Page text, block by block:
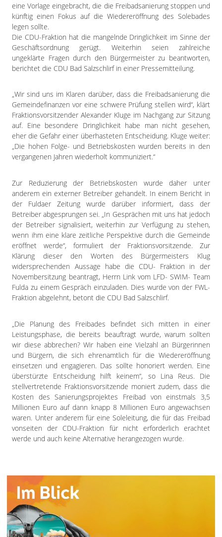
eine Vorlage eingebracht, die die Freibadsanierung stoppen und
künftig einen Fokus auf die Wiedereröffnung des Solebades
legen sollte.
Die CDU-Fraktion hat die mangelnde Dringlichkeit im Sinne der
Geschäftsordnung gerügt. Weiterhin seien zahlreiche
ungeklärte Fragen durch den Bürgermeister zu beantworten,
berichtet die CDU Bad Salzschlirf in einer Pressemitteilung.
„Wir sind uns im Klaren darüber, dass die Freibadsanierung die
Gemeindefinanzen vor eine schwere Prüfung stellen wird“, klärt
Fraktionsvorsitzender Alexander Kluge im Nachgang zur Sitzung
auf. Eine besondere Dringlichkeit habe man nicht gesehen,
eher die Gefahr einer überhasteten Entscheidung. Kluge weiter:
„Die hohen Folge- und Betriebskosten wurden bereits in den
vergangenen Jahren wiederholt kommuniziert.“
Zur Reduzierung der Betriebskosten wurde daher unter
anderem ein externer Betreiber gehandelt. In einem Bericht in
der Fuldaer Zeitung wurde darüber informiert, dass der
Betreiber abgesprungen sei. „In Gesprächen mit uns hat jedoch
der Betreiber signalisiert, weiterhin zur Verfügung zu stehen,
wenn ihm eine klare zeitliche Perspektive durch die Gemeinde
eröffnet werde“, formuliert der Fraktionsvorsitzende. Zur
Klärung dieser den Worten des Bürgermeisters Klug
widersprechenden Aussage habe die CDU- Fraktion in der
Novembersitzung beantragt, Herrn Link vom LFD- SWIM- Team
Fulda zu einem Gespräch einzuladen. Dies wurde von der FWL-
Fraktion abgelehnt, betont die CDU Bad Salzschlirf.
„Die Planung des Freibades befindet sich mitten in einer
Leistungsphase, die bereits beauftragt wurde, warum sollten
wir diese abbrechen? Wir haben eine Vielzahl an Bürgerinnen
und Bürgern, die sich ehrenamtlich für die Wiedereröffnung
einsetzen und engagieren. Das sollte honoriert werden. Eine
überstürzte Entscheidung hilft keinem“, so Lina Reus. Die
stellvertretende Fraktionsvorsitzende moniert zudem, dass die
Kosten des Sanierungsprojektes Freibad von einstmals 3,5
Millionen Euro auf dann knapp 8 Millionen Euro angewachsen
waren. Unter anderem für eine Soleleitung, die für das Freibad
vonseiten der CDU-Fraktion für nicht erforderlich erachtet
werde und auch keine Alternative herangezogen wurde.